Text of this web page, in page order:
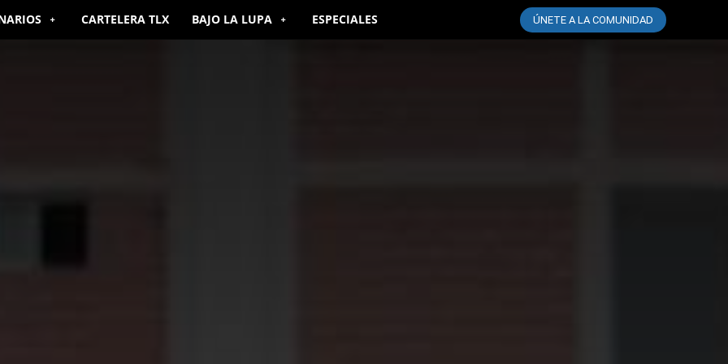
CARTELERA TLX BAJO LA LUPA ESPECIALES ÚNETE A LA COMUNIDAD